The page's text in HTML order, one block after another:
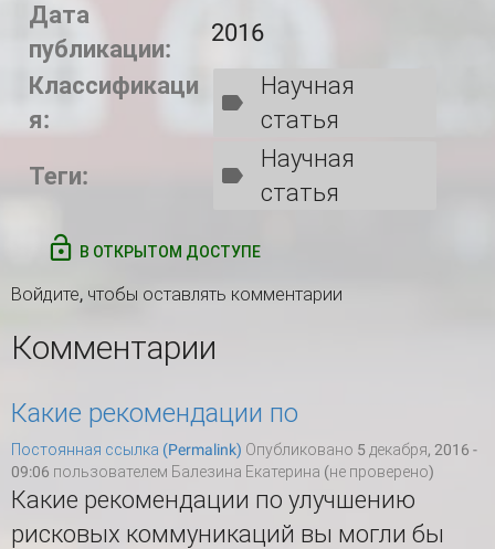
Дата
публикации:
2016
Классификаци
я:
Научная
статья
Теги:
Научная
статья
В ОТКРЫТОМ ДОСТУПЕ
Войдите, чтобы оставлять комментарии
Комментарии
Какие рекомендации по
Постоянная ссылка (Permalink) Опубликовано 5 декабря, 2016 -
09:06 пользователем Балезина Екатерина (не проверено)
Какие рекомендации по улучшению
рисковых коммуникаций вы могли бы